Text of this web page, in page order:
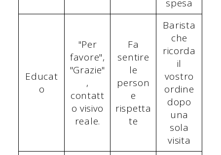
spesa
Educat
o
"Per
favore",
"Grazie"
,
contatt
o visivo
reale.
Fa
sentire
le
person
e
rispetta
te
Barista
che
ricorda
il
vostro
ordine
dopo
una
sola
visita